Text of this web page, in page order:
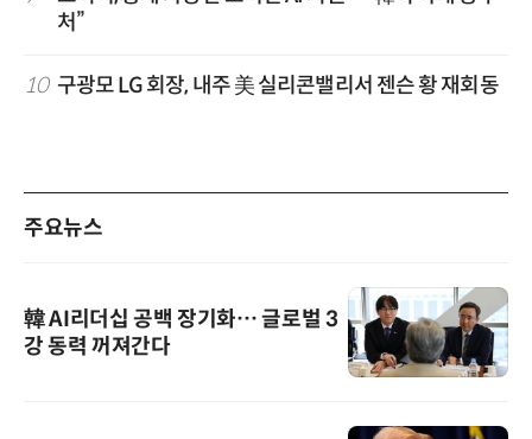
처”
10 구광모 LG 회장, 내주 美 실리콘밸리서 젠슨 황 재회동
주요뉴스
韓 AI리더십 공백 장기화… 글로벌 3
강 동력 꺼져간다